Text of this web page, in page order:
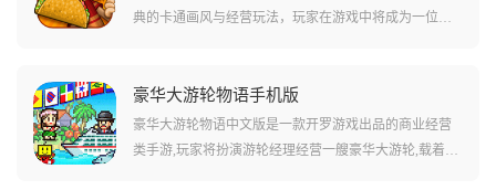
典的卡通画风与经营玩法，玩家在游戏中将成为一位美
的特殊食谱，加入可解锁的12个独立假期，还可以购买
升级、家具和海报来装饰自己的商店。玩家需要为客户
制作各种口味的卷饼，例如炸鱼卷、鸡肉卷、牛肉卷
豪华大游轮物语手机版
豪华大游轮物语中文版是一款开罗游戏出品的商业经营
类手游,玩家将扮演游轮经理经营一艘豪华大游轮,载着乘